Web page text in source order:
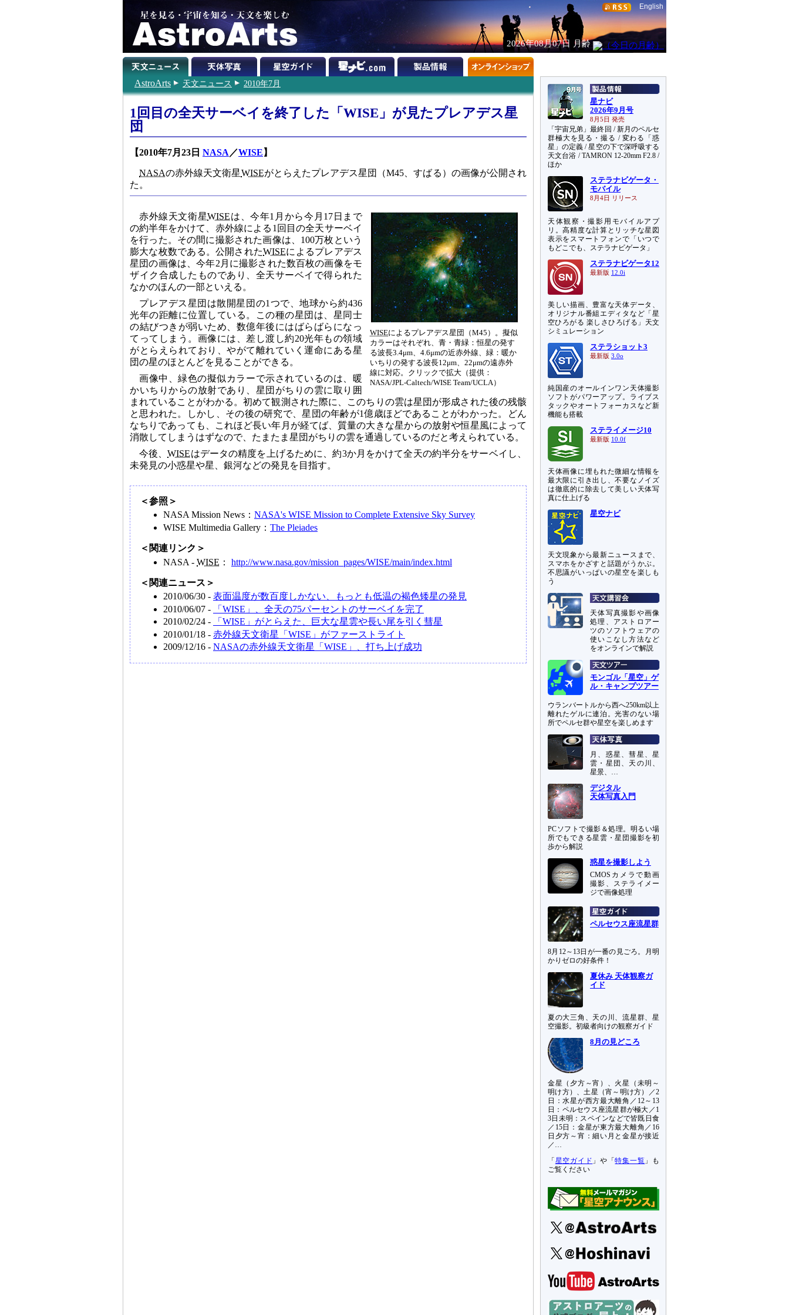
English
2026年08月07日 月齢
AstroArts 天文ニュース 2010年7月
1回目の全天サーベイを終了した「WISE」が見たプレアデス星
団
【2010年7月23日 NASA ／WISE 】
NASAの赤外線天文衛星WISEがとらえたプレアデス星団（M45、すばる）の画像が公開され
た。
WISEによるプレアデス星団（M45）。擬似
カラーはそれぞれ、青・青緑：恒星の発す
る波長3.4μm、4.6μmの近赤外線、緑：暖か
いちりの発する波長12μm、22μmの遠赤外
線に対応。クリックで拡大（提供：
NASA/JPL-Caltech/WISE Team/UCLA）
赤外線天文衛星WISEは、今年1月から今月17日まで
の約半年をかけて、赤外線による1回目の全天サーベイ
を行った。その間に撮影された画像は、100万枚という
膨大な枚数である。公開されたWISEによるプレアデス
星団の画像は、今年2月に撮影された数百枚の画像をモ
ザイク合成したものであり、全天サーベイで得られた
なかのほんの一部といえる。
プレアデス星団は散開星団の1つで、地球から約436
光年の距離に位置している。この種の星団は、星同士
の結びつきが弱いため、数億年後にはばらばらになっ
てってしまう。画像には、差し渡し約20光年もの領域
がとらえられており、やがて離れていく運命にある星
団の星のほとんどを見ることができる。
画像中、緑色の擬似カラーで示されているのは、暖
かいちりからの放射であり、星団がちりの雲に取り囲
まれていることがわかる。初めて観測された際に、このちりの雲は星団が形成された後の残骸
と思われた。しかし、その後の研究で、星団の年齢が1億歳ほどであることがわかった。どん
なちりであっても、これほど長い年月が経てば、質量の大きな星からの放射や恒星風によって
消散してしまうはずなので、たまたま星団がちりの雲を通過しているのだと考えられている。
今後、WISEはデータの精度を上げるために、約3か月をかけて全天の約半分をサーベイし、
未発見の小惑星や星、銀河などの発見を目指す。
＜参照＞
NASA Mission News： NASA's WISE Mission to Complete Extensive Sky Survey
WISE Multimedia Gallery： The Pleiades
＜関連リンク＞
NASA - WISE ： http://www.nasa.gov/mission_pages/WISE/main/index.html
＜関連ニュース＞
2010/06/30 - 表面温度が数百度しかない、もっとも低温の褐色矮星の発見
2010/06/07 -
「WISE」、全天の75パーセントのサーベイを完了
2010/02/24 -
「WISE」がとらえた、巨大な星雲や長い尾を引く彗星
2010/01/18 - 赤外線天文衛星「WISE」がファーストライト
2009/12/16 - NASAの赤外線天文衛星「WISE」、打ち上げ成功
星ナビ
2026年9月号
8月5日 発売
「宇宙兄弟」最終回 / 新月のペルセ
群極大を見る・撮る / 変わる「惑
星」の定義 / 星空の下で深呼吸する
天文台浴 / TAMRON 12-20mm F2.8 /
ほか
ステラナビゲータ・
モバイル
8月4日 リリース
天体観察・撮影用モバイルアプ
リ。高精度な計算とリッチな星図
表示をスマートフォンで「いつで
もどこでも、ステラナビゲータ」
ステラナビゲータ12
最新版 12.0i
美しい描画、豊富な天体データ、
オリジナル番組エディタなど「星
空ひろがる 楽しさひろげる」天文
シミュレーション
ステラショット3
最新版 3.0o
純国産のオールインワン天体撮影
ソフトがパワーアップ。ライブス
タックやオートフォーカスなど新
機能も搭載
ステライメージ10
最新版 10.0f
天体画像に埋もれた微細な情報を
最大限に引き出し、不要なノイズ
は徹底的に除去して美しい天体写
真に仕上げる
星空ナビ
天文現象から最新ニュースまで、
スマホをかざすと話題がうかぶ。
不思議がいっぱいの星空を楽しも
う
天体写真撮影や画像
処理、アストロアー
ツのソフトウェアの
使いこなし方法など
をオンラインで解説
モンゴル「星空」ゲ
ル・キャンプツアー
ウランバートルから西へ250km以上
離れたゲルに連泊。光害のない場
所でペルセ群や星空を楽しめます
月、惑星、彗星、星
雲・星団、天の川、
星景、…
デジタル
天体写真入門
PCソフトで撮影＆処理。明るい場
所でもできる星雲・星団撮影を初
歩から解説
惑星を撮影しよう
CMOSカメラで動画
撮影、ステライメー
ジで画像処理
ペルセウス座流星群
8月12～13日が一番の見ごろ。月明
かりゼロの好条件！
夏休み 天体観察ガ
イド
夏の大三角、天の川、流星群、星
空撮影。初級者向けの観察ガイド
8月の見どころ
金星（夕方～宵）、火星（未明～
明け方）、土星（宵～明け方）／2
日：水星が西方最大離角／12～13
日：ペルセウス座流星群が極大／1
3日未明：スペインなどで皆既日食
／15日：金星が東方最大離角／16
日夕方～宵：細い月と金星が接近
／…
「 星空ガイド 」や「特集一覧 」も
ご覧ください